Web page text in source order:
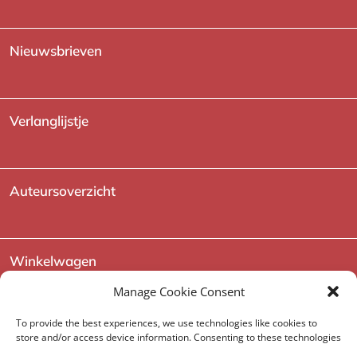
Manage Cookie Consent
To provide the best experiences, we use technologies like cookies to
store and/or access device information. Consenting to these technologies
Nieuwsbrieven
Verlanglijstje
Auteursoverzicht
Winkelwagen